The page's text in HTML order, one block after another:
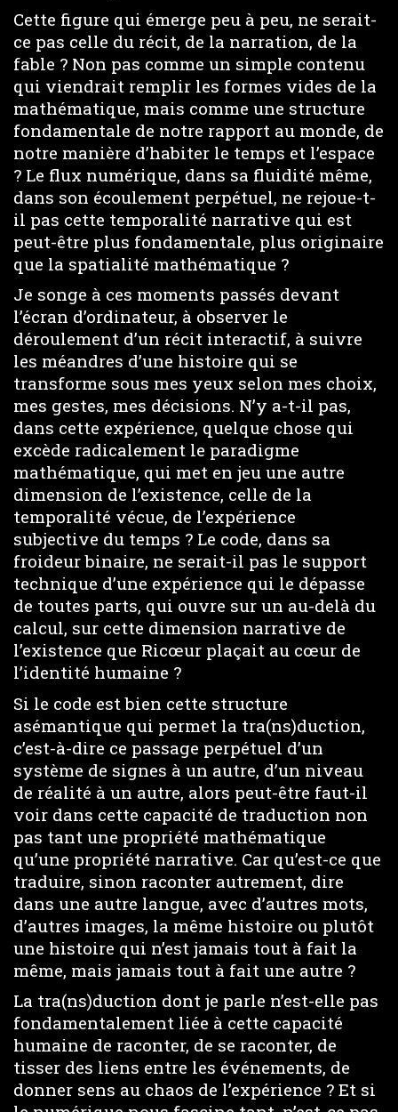
Cette figure qui émerge peu à peu, ne serait-
ce pas celle du récit, de la narration, de la
fable ? Non pas comme un simple contenu
qui viendrait remplir les formes vides de la
mathématique, mais comme une structure
fondamentale de notre rapport au monde, de
notre manière d’habiter le temps et l’espace
? Le flux numérique, dans sa fluidité même,
dans son écoulement perpétuel, ne rejoue-t-
il pas cette temporalité narrative qui est
peut-être plus fondamentale, plus originaire
que la spatialité mathématique ?
Je songe à ces moments passés devant
l’écran d’ordinateur, à observer le
déroulement d’un récit interactif, à suivre
les méandres d’une histoire qui se
transforme sous mes yeux selon mes choix,
mes gestes, mes décisions. N’y a-t-il pas,
dans cette expérience, quelque chose qui
excède radicalement le paradigme
mathématique, qui met en jeu une autre
dimension de l’existence, celle de la
temporalité vécue, de l’expérience
subjective du temps ? Le code, dans sa
froideur binaire, ne serait-il pas le support
technique d’une expérience qui le dépasse
de toutes parts, qui ouvre sur un au-delà du
calcul, sur cette dimension narrative de
l’existence que Ricœur plaçait au cœur de
l’identité humaine ?
Si le code est bien cette structure
asémantique qui permet la tra(ns)duction,
c’est-à-dire ce passage perpétuel d’un
système de signes à un autre, d’un niveau
de réalité à un autre, alors peut-être faut-il
voir dans cette capacité de traduction non
pas tant une propriété mathématique
qu’une propriété narrative. Car qu’est-ce que
traduire, sinon raconter autrement, dire
dans une autre langue, avec d’autres mots,
d’autres images, la même histoire ou plutôt
une histoire qui n’est jamais tout à fait la
même, mais jamais tout à fait une autre ?
La tra(ns)duction dont je parle n’est-elle pas
fondamentalement liée à cette capacité
humaine de raconter, de se raconter, de
tisser des liens entre les événements, de
donner sens au chaos de l’expérience ? Et si